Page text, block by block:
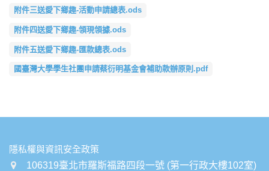
附件三送愛下鄉趣-活動申請總表.ods
附件四送愛下鄉趣-領現領據.ods
附件五送愛下鄉趣-匯款總表.ods
國臺灣大學學生社團申請蔡衍明基金會補助款辦原則.pdf
:::
隱私權與資訊安全政策
106319臺北市羅斯福路四段一號 (第一行政大樓102室)